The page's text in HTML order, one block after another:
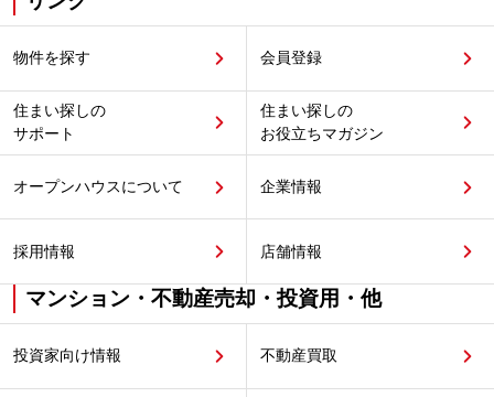
物件を探す 会員登録
住まい探しの
サポート
住まい探しの
お役立ちマガジン
オープンハウスについて 企業情報
採用情報 店舗情報
マンション・不動産売却・投資用・他
投資家向け情報 不動産買取